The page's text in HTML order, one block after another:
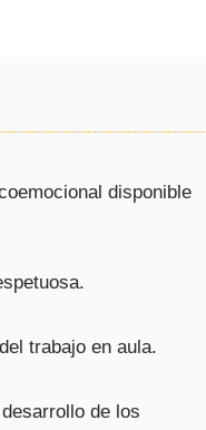
disponible
trabajo en aula.
de los